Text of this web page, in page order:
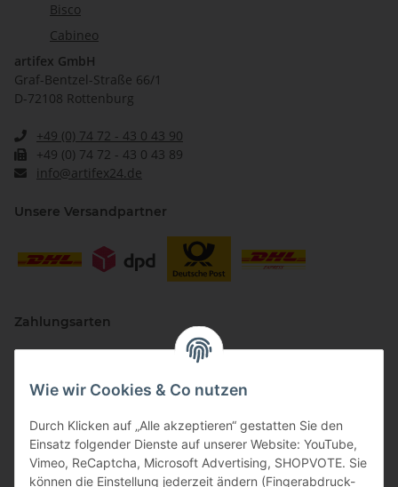
Wie wir Cookies & Co nutzen
Durch Klicken auf „Alle akzeptieren“ gestatten Sie den
Einsatz folgender Dienste auf unserer Website: YouTube,
Vimeo, ReCaptcha, Microsoft Advertising, SHOPVOTE. Sie
können die Einstellung jederzeit ändern (Fingerabdruck-
Bisco
Cabineo
artifex GmbH
Graf-Bentzel-Straße 66/1
D-72108 Rottenburg
+49 (0) 74 72 - 43 0 43 90
+49 (0) 74 72 - 43 0 43 89
info@artifex24.de
Unsere Versandpartner
Zahlungsarten